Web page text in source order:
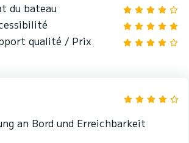
du bateau
qualité / Prix
an Bord und Erreichbarkeit